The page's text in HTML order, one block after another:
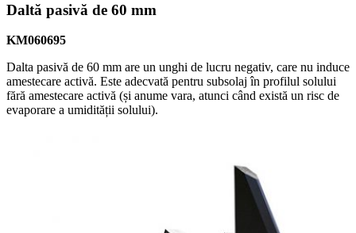
Daltă pasivă de 60 mm
KM060695
Dalta pasivă de 60 mm are un unghi de lucru negativ, care nu induce
amestecare activă. Este adecvată pentru subsolaj în profilul solului
fără amestecare activă (și anume vara, atunci când există un risc de
evaporare a umidității solului).